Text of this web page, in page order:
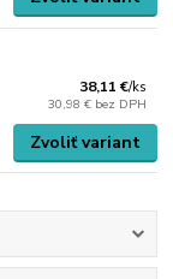
38,11 €/ks
30,98 € bez DPH
Zvoliť variant